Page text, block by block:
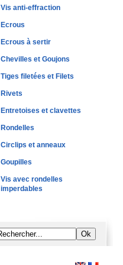
Vis anti-effraction
Ecrous
Ecrous à sertir
Chevilles et Goujons
Tiges filetées et Filets
Rivets
Entretoises et clavettes
Rondelles
Circlips et anneaux
Goupilles
Vis avec rondelles
imperdables